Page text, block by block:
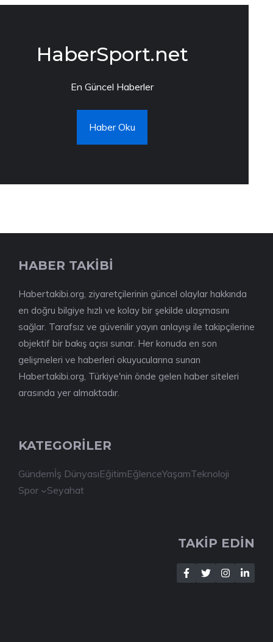
HaberSport.net
En Güncel Haberler
Haber Oku
HABER TAKİBİ
Habertakibi.org, ziyaretçilerinin güncel olaylar hakkında
en doğru bilgiye hızlı ve kolay bir şekilde ulaşmasını
sağlar. Tarafsız ve güvenilir yayın anlayışı ile takipçilerine
objektif bir bakış açısı sunar. Her konuda en son
gelişmeleri ve haberleri okuyucularına sunan
Habertakibi.org, Türkiye'nin önde gelen haber siteleri
arasında yer almaktadır.
KATEGORİLER
Gündemİş DünyasıEğitimEğlenceYaşamTeknoloji
Spor
Seyahat
TAKİP EDİN